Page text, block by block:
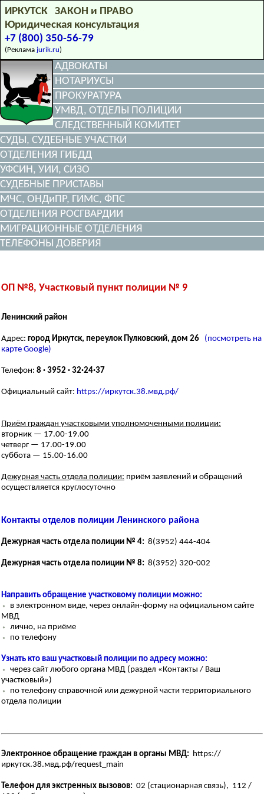
ИРКУТСК ЗАКОН и ПРАВО
Юридическая консультация
+7 (800) 350-56-79
(Реклама jurik.ru)
АДВОКАТЫ
НОТАРИУСЫ
ПРОКУРАТУРА
УМВД, ОТДЕЛЫ ПОЛИЦИИ
СЛЕДСТВЕННЫЙ КОМИТЕТ
СУДЫ, СУДЕБНЫЕ УЧАСТКИ
ОТДЕЛЕНИЯ ГИБДД
УФСИН, УИИ, СИЗО
СУДЕБНЫЕ ПРИСТАВЫ
МЧС, ОНДиПР, ГИМС, ФПС
ОТДЕЛЕНИЯ РОСГВАРДИИ
МИГРАЦИОННЫЕ ОТДЕЛЕНИЯ
ТЕЛЕФОНЫ ДОВЕРИЯ
ОП №8, Участковый пункт полиции № 9
Ленинский район
Адрес: город Иркутск, переулок Пулковский, дом 26
(посмотреть на
карте Google)
Телефон: 8 · 3952 · 32·24·37
Официальный сайт: https://иркутск.38.мвд.рф/
Приём граждан участковыми уполномоченными полиции:
вторник — 17.00-19.00
четверг — 17.00-19.00
суббота — 15.00-16.00
Дежурная часть отдела полиции: приём заявлений и обращений
осуществляется круглосуточно
Контакты отделов полиции Ленинского района
Дежурная часть отдела полиции № 4: 8(3952) 444-404
Дежурная часть отдела полиции № 8: 8(3952) 320-002
Направить обращение участковому полиции можно:
⬩
в электронном виде, через онлайн-форму на официальном сайте
МВД
⬩ лично, на приёме
⬩
по телефону
Узнать кто ваш участковый полиции по адресу можно:
⬩ через сайт любого органа МВД (раздел «Контакты / Ваш
участковый»)
⬩
по телефону справочной или дежурной части территориального
отдела полиции
Электронное обращение граждан в органы МВД: https://
иркутск.38.мвд.рф/request_main
Телефон для экстренных вызовов: 02 (стационарная связь), 112 /